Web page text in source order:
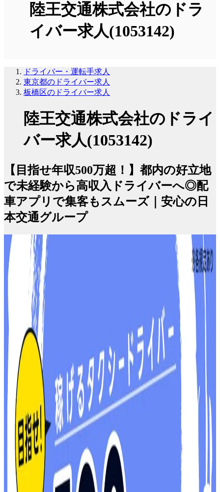
陸王交通株式会社のドラ
イバー求人(1053142)
ドライバー・運転手求人
東京都のドライバー求人
板橋区のドライバー求人
陸王交通株式会社のドライ
バー求人(1053142)
【目指せ年収500万超！】都内の好立地
で未経験から高収入ドライバーへ◎配
車アプリで集客もスムーズ｜安心の日
本交通グループ